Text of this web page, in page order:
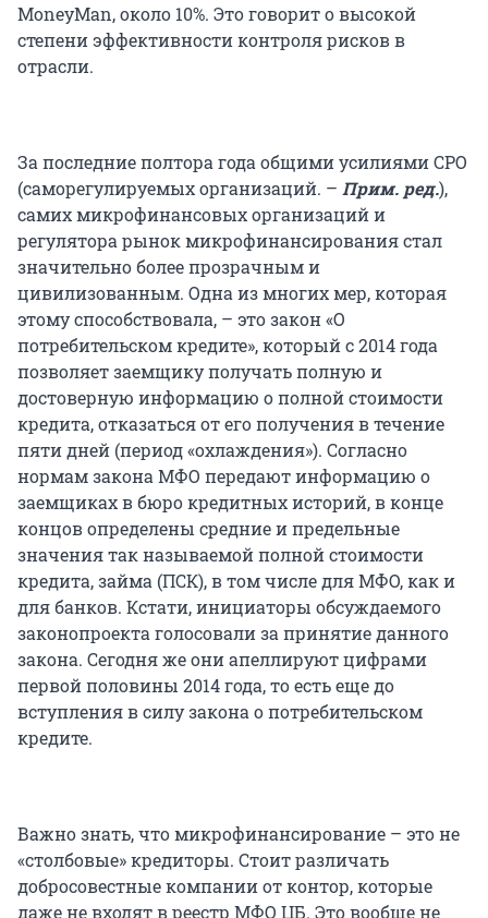
MoneyMan, около 10%. Это говорит о высокой
степени эффективности контроля рисков в
отрасли.
За последние полтора года общими усилиями СРО
(саморегулируемых организаций. – Прим. ред.),
самих микрофинансовых организаций и
регулятора рынок микрофинансирования стал
значительно более прозрачным и
цивилизованным. Одна из многих мер, которая
этому способствовала, – это закон «О
потребительском кредите», который с 2014 года
позволяет заемщику получать полную и
достоверную информацию о полной стоимости
кредита, отказаться от его получения в течение
пяти дней (период «охлаждения»). Согласно
нормам закона МФО передают информацию о
заемщиках в бюро кредитных историй, в конце
концов определены средние и предельные
значения так называемой полной стоимости
кредита, займа (ПСК), в том числе для МФО, как и
для банков. Кстати, инициаторы обсуждаемого
законопроекта голосовали за принятие данного
закона. Сегодня же они апеллируют цифрами
первой половины 2014 года, то есть еще до
вступления в силу закона о потребительском
кредите.
Важно знать, что микрофинансирование – это не
«столбовые» кредиторы. Стоит различать
добросовестные компании от контор, которые
даже не входят в реестр МФО ЦБ. Это вообще не